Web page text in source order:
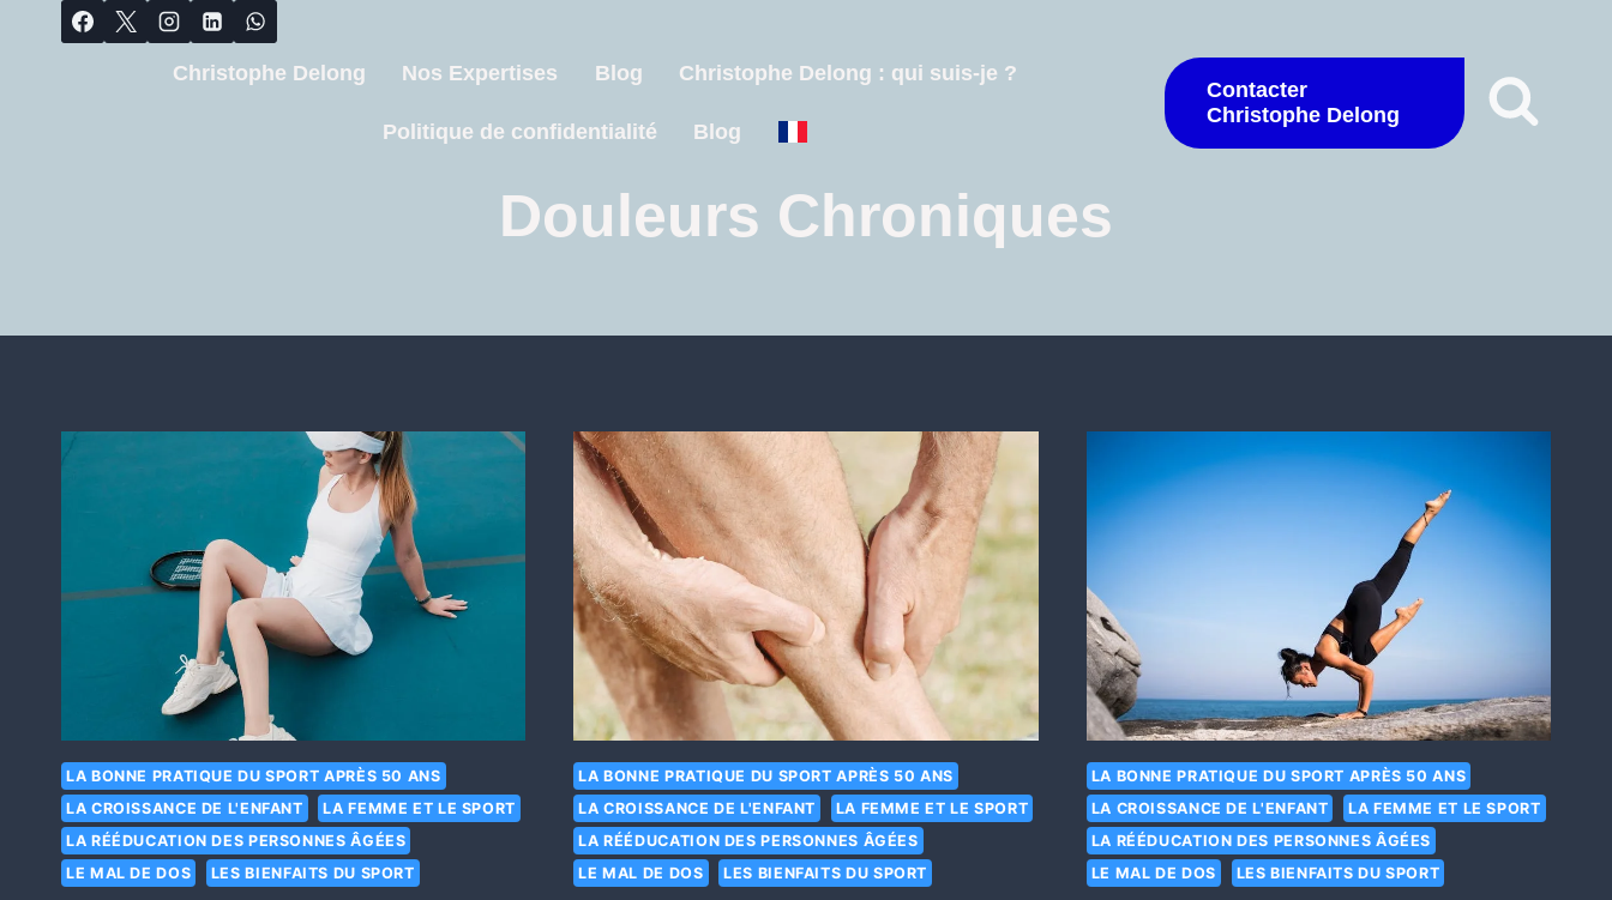
Christophe Delong Nos Expertises Blog Christophe Delong : qui suis-je ?
Politique de confidentialité Blog
Contacter
Christophe Delong
Douleurs Chroniques
LA BONNE PRATIQUE DU SPORT APRÈS 50 ANS
LA CROISSANCE DE L'ENFANT
LA FEMME ET LE SPORT
LA RÉÉDUCATION DES PERSONNES ÂGÉES
LE MAL DE DOS
LES BIENFAITS DU SPORT
LA BONNE PRATIQUE DU SPORT APRÈS 50 ANS
LA CROISSANCE DE L'ENFANT
LA FEMME ET LE SPORT
LA RÉÉDUCATION DES PERSONNES ÂGÉES
LE MAL DE DOS
LES BIENFAITS DU SPORT
LA BONNE PRATIQUE DU SPORT APRÈS 50 ANS
LA CROISSANCE DE L'ENFANT
LA FEMME ET LE SPORT
LA RÉÉDUCATION DES PERSONNES ÂGÉES
LE MAL DE DOS
LES BIENFAITS DU SPORT